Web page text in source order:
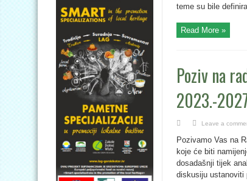
teme su bile
Read More »
Poziv na
2023.-
Leave a
Pozivamo Vas na
koje će biti
dosadašnji tijek
diskusiju ustanoviti